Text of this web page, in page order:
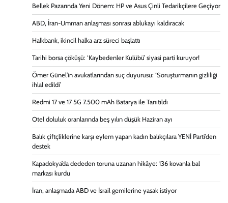
Bellek Pazarında Yeni Dönem: HP ve Asus Çinli Tedarikçilere Geçiyor
ABD, İran-Umman anlaşması sonrası ablukayı kaldıracak
Halkbank, ikincil halka arz süreci başlattı
Tarihi borsa çöküşü: ‘Kaybedenler Kulübü’ siyasi parti kuruyor!
Ömer Günel’in avukatlarından suç duyurusu: ‘Soruşturmanın gizliliği
ihlal edildi’
Redmi 17 ve 17 5G 7.500 mAh Batarya ile Tanıtıldı
Otel doluluk oranlarında beş yılın düşük Haziran ayı
Balık çiftçliklerine karşı eylem yapan kadın balıkçılara YENİ Parti’den
destek
Kapadokya’da dededen toruna uzanan hikâye: 136 kovanla bal
markası kurdu
İran, anlaşmada ABD ve İsrail gemilerine yasak istiyor